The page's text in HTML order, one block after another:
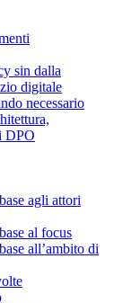
sin dalla
digitale
necessario
DPO
agli attori
al focus
all’ambito di